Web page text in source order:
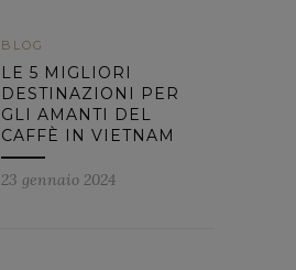
BLOG
LE 5 MIGLIORI
DESTINAZIONI PER
GLI AMANTI DEL
CAFFÈ IN VIETNAM
23 gennaio 2024